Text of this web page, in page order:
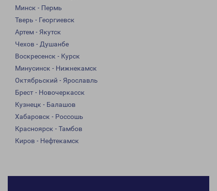
Минск - Пермь
Тверь - Георгиевск
Артем - Якутск
Чехов - Душанбе
Воскресенск - Курск
Минусинск - Нижнекамск
Октябрьский - Ярославль
Брест - Новочеркасск
Кузнецк - Балашов
Хабаровск - Россошь
Красноярск - Тамбов
Киров - Нефтекамск